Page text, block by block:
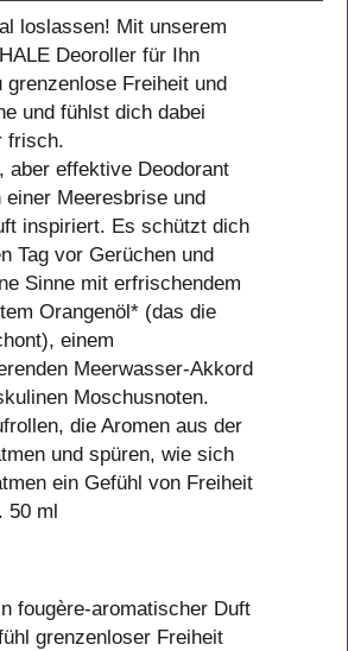
loslassen! Mit unserem
Deoroller für Ihn
grenzenlose Freiheit und
und fühlst dich dabei
frisch.
aber effektive Deodorant
einer Meeresbrise und
inspiriert. Es schützt dich
Tag vor Gerüchen und
Sinne mit erfrischendem
Orangenöl* (das die
einem
Meerwasser-Akkord
Moschusnoten.
die Aromen aus der
und spüren, wie sich
ein Gefühl von Freiheit
50 ml
fougère-aromatischer Duft
grenzenloser Freiheit